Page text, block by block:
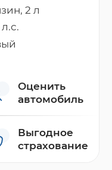
2 л
Оценить
автомобиль
Выгодное
страхование